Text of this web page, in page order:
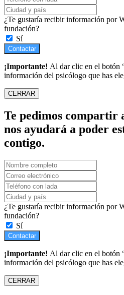
¿Te gustaría recibir información por
fundación?
Sí
Contactar
¡Importante! Al dar clic en el botón
información del psicólogo que has
CERRAR
Te pedimos compartir
nos ayudará a poder
contigo.
¿Te gustaría recibir información por
fundación?
Sí
Contactar
¡Importante! Al dar clic en el botón
información del psicólogo que has
CERRAR